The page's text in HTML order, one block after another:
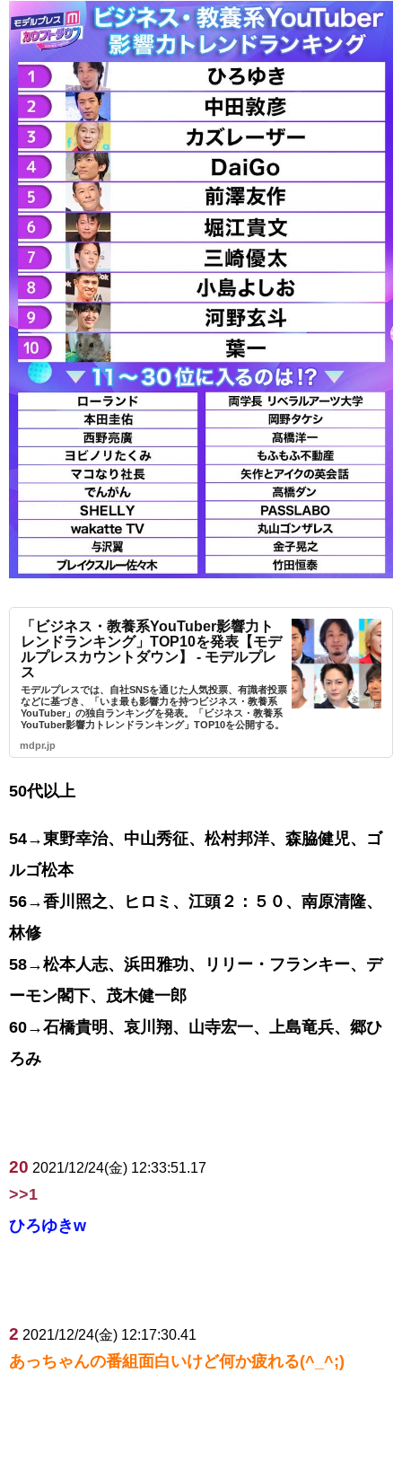
「ビジネス・教養系YouTuber影響力ト
レンドランキング」TOP10を発表【モデ
ルプレスカウントダウン】 - モデルプレ
ス
モデルプレスでは、自社SNSを通じた人気投票、有識者投票
などに基づき、「いま最も影響力を持つビジネス・教養系
YouTuber」の独自ランキングを発表。「ビジネス・教養系
YouTuber影響力トレンドランキング」TOP10を公開する。
mdpr.jp
50代以上
54→東野幸治、中山秀征、松村邦洋、森脇健児、ゴ
ルゴ松本
56→香川照之、ヒロミ、江頭２：５０、南原清隆、
林修
58→松本人志、浜田雅功、リリー・フランキー、デ
ーモン閣下、茂木健一郎
60→石橋貴明、哀川翔、山寺宏一、上島竜兵、郷ひ
ろみ
20 2021/12/24(金) 12:33:51.17
>>1
ひろゆきw
2 2021/12/24(金) 12:17:30.41
あっちゃんの番組面白いけど何か疲れる(^_^;)